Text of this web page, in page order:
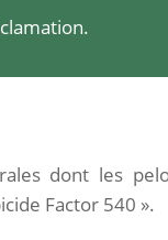
dont les
Factor 540 ».